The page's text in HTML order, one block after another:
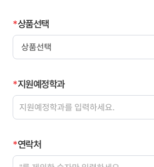
*상품선택
*지원예정학과
*연락처